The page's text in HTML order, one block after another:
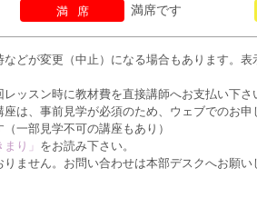
満席 満席です
どが変更（中止）になる場合もあります。
ッスン時に教材費を直接講師へお支払い下さ
は、事前見学が必須のため、ウェブでのお
一部見学不可の講座もあり）
まり」 をお読み下さい。
ません。お問い合わせは本部デスクへお願い